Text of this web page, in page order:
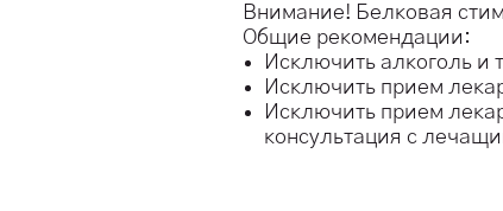
Внимание! Белковая
Общие рекомендации:
Исключить алкоголь и
Исключить прием
Исключить прием
консультация с